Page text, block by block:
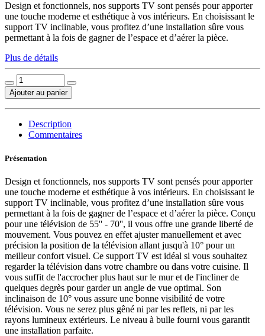
Design et fonctionnels, nos supports TV sont pensés pour apporter
une touche moderne et esthétique à vos intérieurs. En choisissant le
support TV inclinable, vous profitez d’une installation sûre vous
permettant à la fois de gagner de l’espace et d’aérer la pièce.
Plus de détails
Ajouter au panier
Description
Commentaires
Présentation
Design et fonctionnels, nos supports TV sont pensés pour apporter
une touche moderne et esthétique à vos intérieurs. En choisissant le
support TV inclinable, vous profitez d’une installation sûre vous
permettant à la fois de gagner de l’espace et d’aérer la pièce. Conçu
pour une télévision de 55'' - 70'', il vous offre une grande liberté de
mouvement. Vous pouvez en effet ajuster manuellement et avec
précision la position de la télévision allant jusqu'à 10° pour un
meilleur confort visuel. Ce support TV est idéal si vous souhaitez
regarder la télévision dans votre chambre ou dans votre cuisine. Il
vous suffit de l'accrocher plus haut sur le mur et de l'incliner de
quelques degrès pour garder un angle de vue optimal. Son
inclinaison de 10° vous assure une bonne visibilité de votre
télévision. Vous ne serez plus gêné ni par les reflets, ni par les
rayons lumineux extérieurs. Le niveau à bulle fourni vous garantit
une installation parfaite.